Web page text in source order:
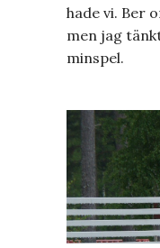
hade vi. Ber
men jag
minspel.